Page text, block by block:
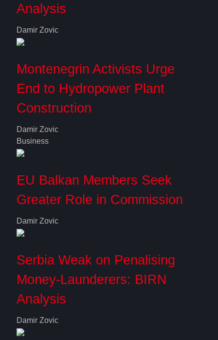
Analysis
Damir Zovic
Montenegrin Activists Urge
End to Hydropower Plant
Construction
Damir Zovic
Business
EU Balkan Members Seek
Greater Role in Commission
Damir Zovic
Serbia Weak on Penalising
Money-Launderers: BIRN
Analysis
Damir Zovic